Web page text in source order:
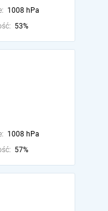
1008 hPa
53%
1008 hPa
57%